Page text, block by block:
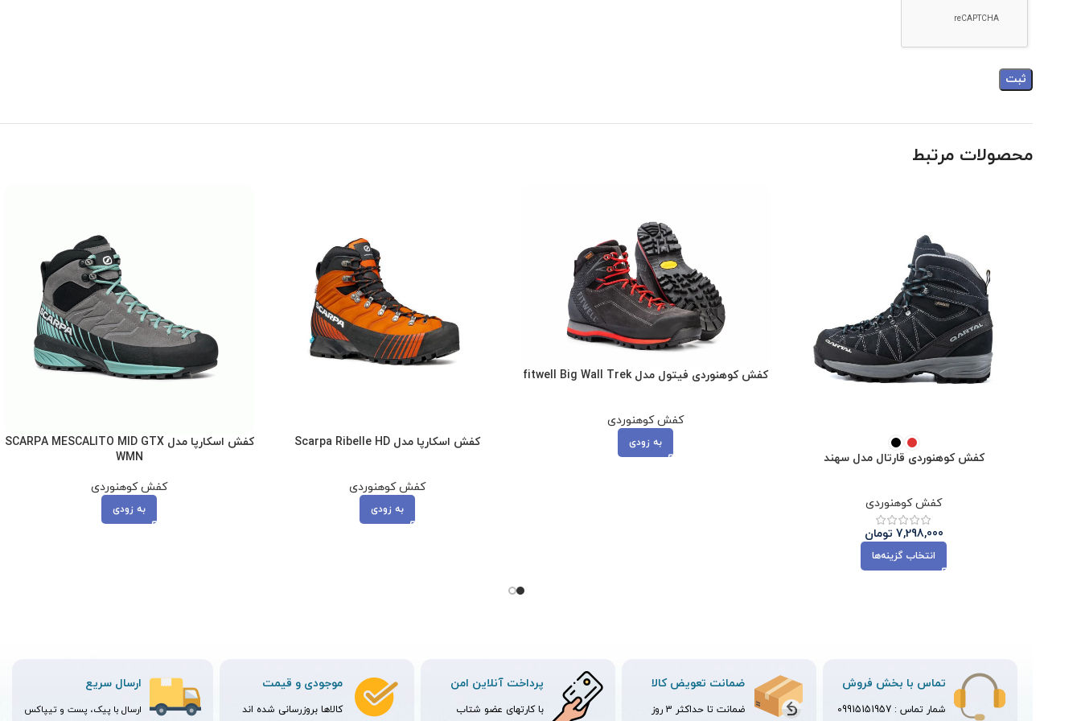
بله، این کفش ها به گونه ای طراحی شده اند که تهویه مناسب و عبور هوا به خوبی در آن ها انجام می شود.
برند ایتالیایی اسکارپا یکی از قدیمی ترین و معتبرترین برندهای تولید کننده کفش های کوهنوردی و طبیعت گردی است. از دهه 1930 میلادی، اسکارپا با طراحی و تولید کفش های مخصوص محیط های سخت کوهستانی،
به یکی از برندهای مطرح در این حوزه تبدیل شده است. مدل CHARMOZ HD از سری محصولات تخصصی اسکارپا است که برای کوهنوردی در ارتفاعات و مسیرهای دشوار طراحی شده است.
محصولات مرتبط
کفش کوهنوردی قارتال مدل سهند
کفش کوهنوردی
7,298,000 تومان
انتخاب گزینه‌ها
کفش کوهنوردی فیتول مدل fitwell Big Wall Trek
کفش کوهنوردی
به زودی کفش اسکارپا مدل Scarpa Ribelle HD
کفش کوهنوردی
به زودی
کفش اسکارپا مدل SCARPA MESCALITO MID GTX
WMN
کفش کوهنوردی
به زودی
تماس با بخش فروش
شمار تماس : 09915151957
ضمانت تعویض کالا
ضمانت تا حداکثر 3 روز
پرداخت آنلاین امن
با کارتهای عضو شتاب
موجودی و قیمت
کالاها بروزرسانی شده اند
ارسال سریع
ارسال با پیک، پست و تیپاکس